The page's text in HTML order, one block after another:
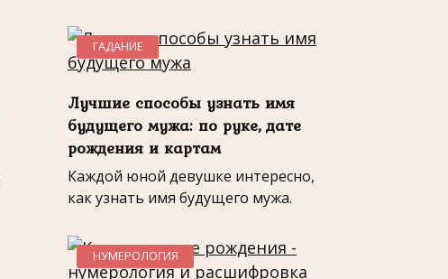
ГАДАНИЕ
Лучшие способы узнать имя
будущего мужа: по руке, дате
рождения и картам
Каждой юной девушке интересно,
как узнать имя будущего мужа.
НУМЕРОЛОГИЯ